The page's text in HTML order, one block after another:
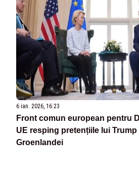
6 ian. 2026, 16:23
Front comun european pentru
UE resping pretențiile lui
Groenlandei